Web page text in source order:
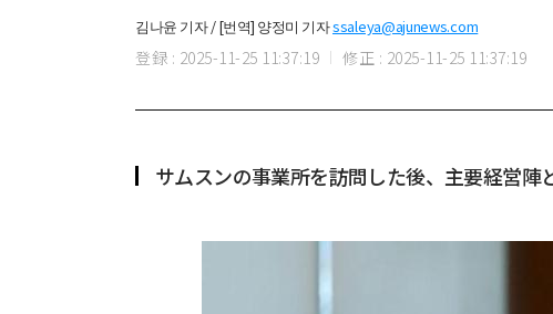
김나윤 기자 / [번역] 양정미 기자ssaleya@ajunews.com
登録 : 2025-11-25 11:37:19 修正 : 2025-11-25 11:37:19
サムスンの事業所を訪問した後、主要経営陣